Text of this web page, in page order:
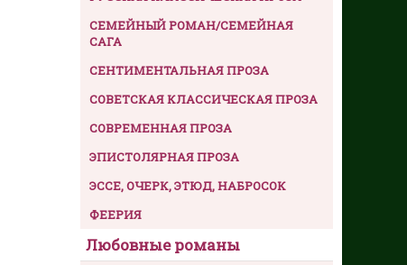
СЕМЕЙНЫЙ РОМАН/СЕМЕЙНАЯ
САГА
СЕНТИМЕНТАЛЬНАЯ ПРОЗА
СОВЕТСКАЯ КЛАССИЧЕСКАЯ ПРОЗА
СОВРЕМЕННАЯ ПРОЗА
ЭПИСТОЛЯРНАЯ ПРОЗА
ЭССЕ, ОЧЕРК, ЭТЮД, НАБРОСОК
ФЕЕРИЯ
Любовные романы